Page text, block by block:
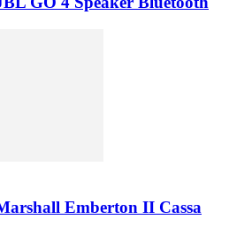
Emberton II Cassa